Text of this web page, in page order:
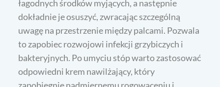
łagodnych środków myjących, a następnie
dokładnie je osuszyć, zwracając szczególną
uwagę na przestrzenie między palcami. Pozwala
to zapobiec rozwojowi infekcji grzybiczych i
bakteryjnych. Po umyciu stóp warto zastosować
odpowiedni krem nawilżający, który